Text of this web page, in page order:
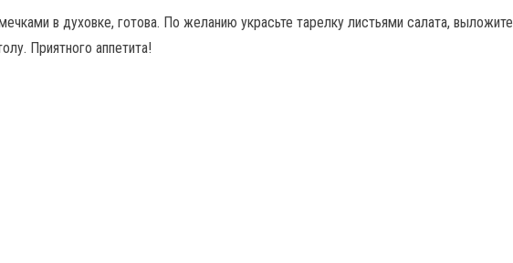
в духовке, готова. По желанию украсьте тарелку листьями салата, выложите
Приятного аппетита!